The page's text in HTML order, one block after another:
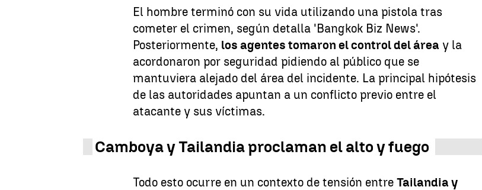
El hombre terminó con su vida utilizando una pistola tras
cometer el crimen, según detalla 'Bangkok Biz News'.
Posteriormente, los agentes tomaron el control del área y la
acordonaron por seguridad pidiendo al público que se
mantuviera alejado del área del incidente. La principal hipótesis
de las autoridades apuntan a un conflicto previo entre el
atacante y sus víctimas.
Camboya y Tailandia proclaman el alto y fuego
Todo esto ocurre en un contexto de tensión entreTailandia y